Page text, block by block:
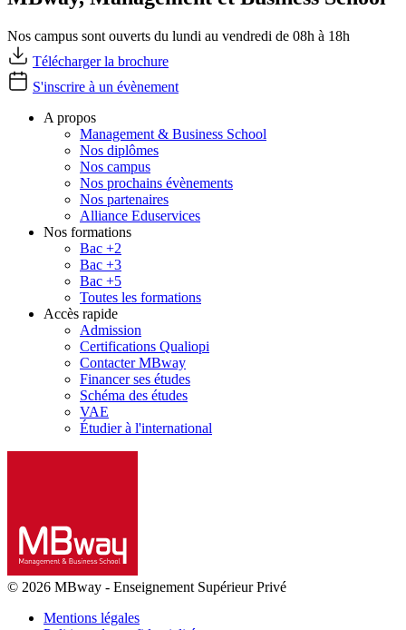
Nos campus sont ouverts du lundi au vendredi de 08h à 18h
Télécharger la brochure
S'inscrire à un évènement
A propos
Management & Business School
Nos diplômes
Nos campus
Nos prochains évènements
Nos partenaires
Alliance Eduservices
Nos formations
Bac +2
Bac +3
Bac +5
Toutes les formations
Accès rapide
Admission
Certifications Qualiopi
Contacter MBway
Financer ses études
Schéma des études
VAE
Étudier à l'international
© 2026 MBway - Enseignement Supérieur Privé
Mentions légales